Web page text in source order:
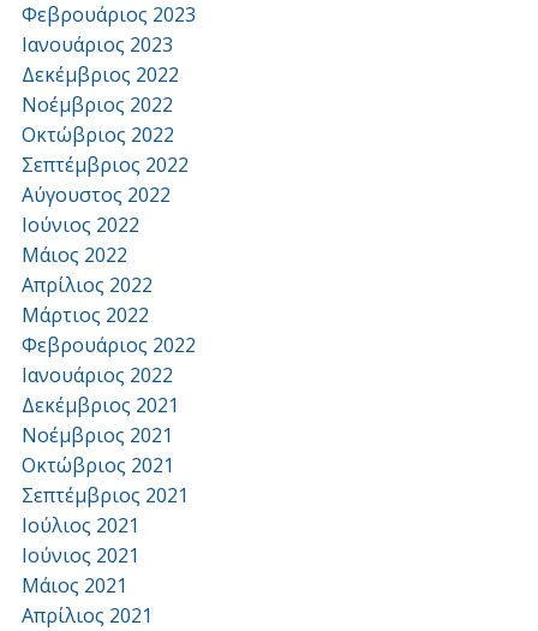
Φεβρουάριος 2023
Ιανουάριος 2023
Δεκέμβριος 2022
Νοέμβριος 2022
Οκτώβριος 2022
Σεπτέμβριος 2022
Αύγουστος 2022
Ιούνιος 2022
Μάιος 2022
Απρίλιος 2022
Μάρτιος 2022
Φεβρουάριος 2022
Ιανουάριος 2022
Δεκέμβριος 2021
Νοέμβριος 2021
Οκτώβριος 2021
Σεπτέμβριος 2021
Ιούλιος 2021
Ιούνιος 2021
Μάιος 2021
Απρίλιος 2021